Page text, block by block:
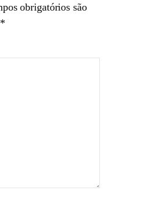
obrigatórios são
*